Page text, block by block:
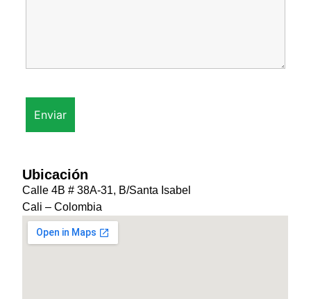
Ubicación
Calle 4B # 38A-31, B/Santa Isabel
Cali – Colombia